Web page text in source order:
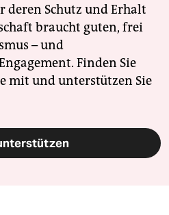
deren Schutz und Erhalt
braucht guten, frei
– und
Finden Sie
mit und unterstützen Sie